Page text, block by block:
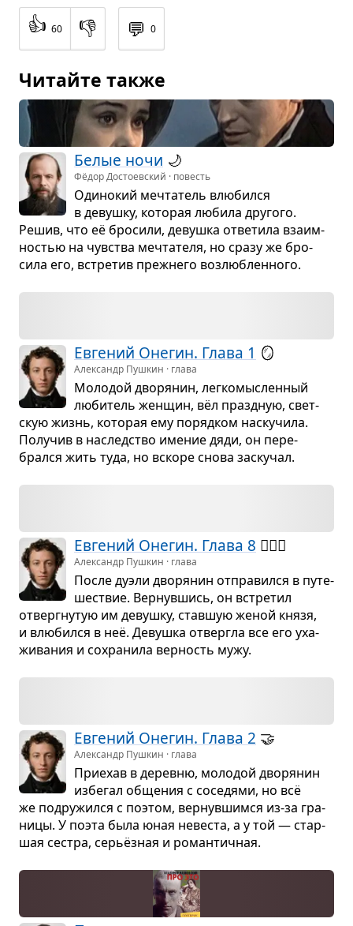
👍 60 👎 💬 0
Читайте также
Белые ночи 🌙
Фёдор Достоевский · повесть
Оди­но­кий меч­та­тель влю­бился
в девушку, кото­рая любила дру­гого.
Решив, что её бро­сили, девушка отве­тила вза­им­
но­стью на чув­ства меч­та­теля, но сразу же бро­
сила его, встре­тив преж­него воз­люб­лен­ного.
Евге­ний Оне­гин. Глава 1 🪞
Александр Пушкин · глава
Моло­дой дво­ря­нин, лег­ко­мыс­лен­ный
люби­тель жен­щин, вёл празд­ную, свет­
скую жизнь, кото­рая ему поряд­ком наску­чила.
Полу­чив в наслед­ство име­ние дяди, он пере­
брался жить туда, но вскоре снова заску­чал.
Евге­ний Оне­гин. Глава 8 🙅🏻‍♀️
Александр Пушкин · глава
После дуэли дво­ря­нин отпра­вился в путе­
ше­ствие. Вер­нув­шись, он встре­тил
отверг­ну­тую им девушку, став­шую женой князя,
и влю­бился в неё. Девушка отвергла все его уха­
жи­ва­ния и сохра­нила вер­ность мужу.
Евге­ний Оне­гин. Глава 2 🤝
Александр Пушкин · глава
При­е­хав в деревню, моло­дой дво­ря­нин
избе­гал обще­ния с сосе­дями, но всё
же подру­жился с поэтом, вер­нув­шимся из-за гра­
ницы. У поэта была юная неве­ста, а у той — стар­
шая сестра, серьёз­ная и роман­тич­ная.